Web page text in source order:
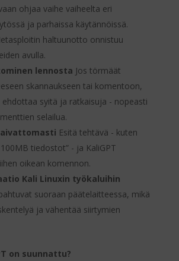
ohjaa vaihe vaiheelta eri
ja parhaissa käytännöissä.
haltuunotto onnistuu
avulla.
lennosta Jos törmäät
skannaukseen tai komentoon,
ehdottaa syitä ja ratkaisuja - nopeasti
selailua.
Esitä tehtävä - kuten
tiedostot” - ja KaliGPT
oikean komennon.
Kali Linuxin työkaluihin
suoraan päätelaitteessa, mikä
ja vähentää siirtymien
on suunnattu?